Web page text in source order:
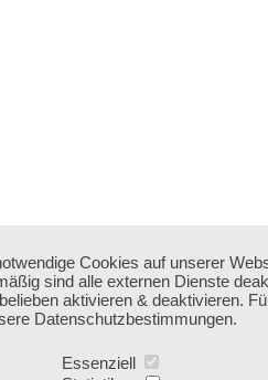
Cookies auf unserer
sind alle externen Dienste
aktivieren & deaktivieren.
Datenschutzbestimmungen.
Essenziell